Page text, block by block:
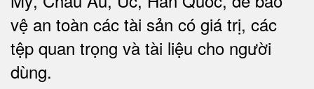
vệ an toàn các tài sản có giá trị, các
tệp quan trọng và tài liệu cho người
dùng.